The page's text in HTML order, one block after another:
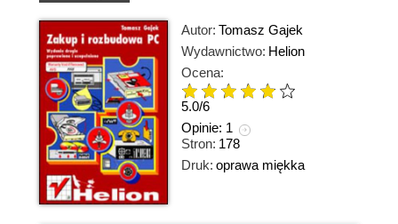
Autor: Tomasz Gajek
Wydawnictwo: Helion
Ocena:
5.0/6
Opinie: 1
Stron: 178
Druk: oprawa miękka